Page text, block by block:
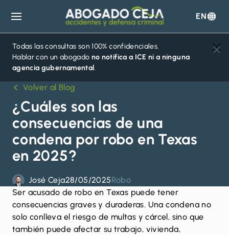
Abogado
Ceja
EN
Todas las consultas son 100% confidenciales.
Hablar con un abogado no notifica a ICE ni a ninguna
agencia gubernamental.
Volver al Blog
¿Cuáles son las
consecuencias de una
condena por robo en Texas
en 2025?
José Ceja28/05/2025Robo
Ser acusado de robo en Texas puede tener
consecuencias graves y duraderas. Una condena no
solo conlleva el riesgo de multas y cárcel, sino que
también puede afectar su trabajo, vivienda,